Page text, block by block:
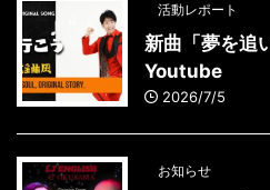
活動レポート
新曲「夢を追
Youtube
2026/7/5
お知らせ